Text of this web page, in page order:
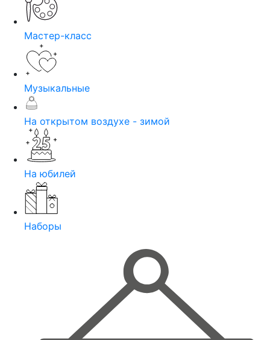
Мастер-класс
Музыкальные
На открытом воздухе - зимой
На юбилей
Наборы